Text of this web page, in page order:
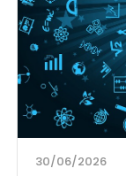
30/06/2026